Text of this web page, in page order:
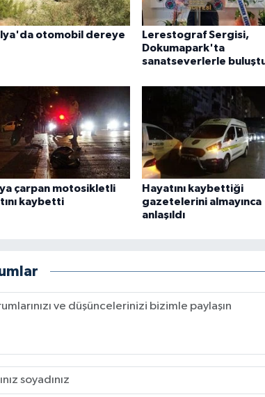
otomobil dereye
Lerestograf Sergisi,
Dokumapark'ta
sanatseverlerle
çarpan motosikletli
kaybetti
Hayatını kaybettiği
gazetelerini almayınca
anlaşıldı